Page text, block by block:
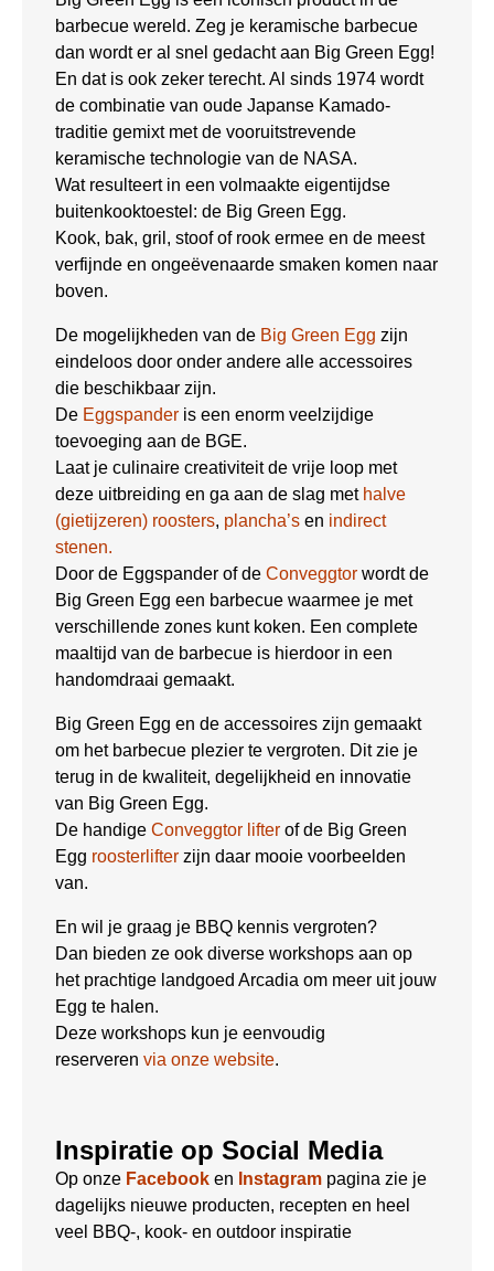
barbecue wereld. Zeg je keramische barbecue
dan wordt er al snel gedacht aan Big Green Egg!
En dat is ook zeker terecht. Al sinds 1974 wordt
de combinatie van oude Japanse Kamado-
traditie gemixt met de vooruitstrevende
keramische technologie van de NASA.
Wat resulteert in een volmaakte eigentijdse
buitenkooktoestel: de Big Green Egg.
Kook, bak, gril, stoof of rook ermee en de meest
verfijnde en ongeëvenaarde smaken komen naar
boven.
De mogelijkheden van de Big Green Egg zijn
eindeloos door onder andere alle accessoires
die beschikbaar zijn.
De Eggspander is een enorm veelzijdige
toevoeging aan de BGE.
Laat je culinaire creativiteit de vrije loop met
deze uitbreiding en ga aan de slag met halve
(gietijzeren) roosters, plancha’s en indirect
stenen.
Door de Eggspander of de Conveggtor wordt de
Big Green Egg een barbecue waarmee je met
verschillende zones kunt koken. Een complete
maaltijd van de barbecue is hierdoor in een
handomdraai gemaakt.
Big Green Egg en de accessoires zijn gemaakt
om het barbecue plezier te vergroten. Dit zie je
terug in de kwaliteit, degelijkheid en innovatie
van Big Green Egg.
De handige Conveggtor lifter of de Big Green
Egg roosterlifter zijn daar mooie voorbeelden
van.
En wil je graag je BBQ kennis vergroten?
Dan bieden ze ook diverse workshops aan op
het prachtige landgoed Arcadia om meer uit jouw
Egg te halen.
Deze workshops kun je eenvoudig
reserveren via onze website.
Inspiratie op Social Media
Op onze Facebook en Instagram pagina zie je
dagelijks nieuwe producten, recepten en heel
veel BBQ-, kook- en outdoor inspiratie